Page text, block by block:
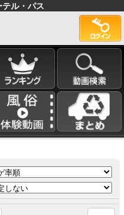
ル・パス